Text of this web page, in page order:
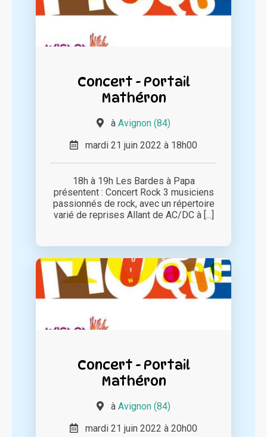
Concert - Portail
Mathéron
à Avignon (84)
mardi 21 juin 2022 à 18h00
18h à 19h Les Bardes à Papa
présentent : Concert Rock 3 musiciens
passionnés de rock, avec un répertoire
varié de reprises Allant de AC/DC à [...]
Concert - Portail
Mathéron
à Avignon (84)
mardi 21 juin 2022 à 20h00